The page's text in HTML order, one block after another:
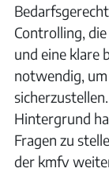
Controlling,
und eine klare
notwendig,
Hintergrund
Fragen zu
der kmfv